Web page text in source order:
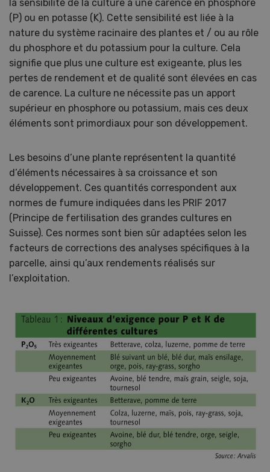
la sensibilité de la culture à une carence en phosphore
(P) ou en potasse (K). Cette sensibilité est liée à la
nature du système racinaire des plantes et / ou au rôle
du phosphore et du potassium pour la culture. Cela
signifie que plus une culture est exigeante, plus les
pertes de rendement et de qualité sont élevées en cas
de carence. La culture ne nécessite pas un apport
supérieur en phosphore ou potassium, mais ces deux
éléments sont primordiaux pour son développement.
Les besoins d’une plante représentent la quantité
d’éléments nécessaires à sa croissance et son
développement. Ces quantités correspondent aux
normes de fumure indiquées dans les PRIF 2017
(Principe de fertilisation des grandes cultures en
Suisse). Ces normes sont bien sûr adaptées selon les
facteurs de corrections des analyses spécifiques à la
parcelle, ainsi qu’aux rendements réalisés sur
l’exploitation.